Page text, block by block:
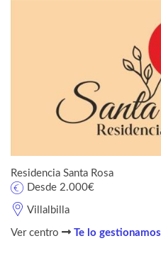
Residencia Santa Rosa
Villalbilla
Desde 2.000€
Ver centro Te lo gestionamos